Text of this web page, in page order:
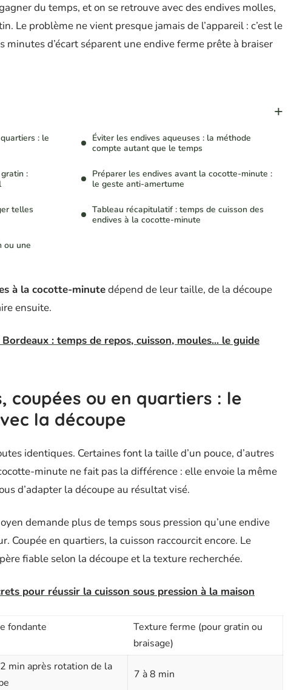
du temps, et on se retrouve avec des endives molles,
Le problème ne vient presque jamais de l’appareil : c’est le
d’écart séparent une endive ferme prête à braiser
: le
:
telles
ou une
Éviter les endives aqueuses : la méthode
compte autant que le temps
Préparer les endives avant la cocotte-minute :
le geste anti-amertume
Tableau récapitulatif : temps de cuisson des
endives à la cocotte-minute
à la cocotte-minutedépend de leur taille, de la découpe
ensuite.
: temps de repos, cuisson, moules... le guide
coupées ou en quartiers : le
la découpe
identiques. Certaines font la taille d’un pouce, d’autres
minute ne fait pas la différence : elle envoie la même
d’adapter la découpe au résultat visé.
demande plus de temps sous pression qu’une endive
Coupée en quartiers, la cuisson raccourcit encore. Le
fiable selon la découpe et la texture recherchée.
pour réussir la cuisson sous pression à la maison
fondante
Texture ferme (pour gratin ou
braisage)
min après rotation de la
7 à 8 min